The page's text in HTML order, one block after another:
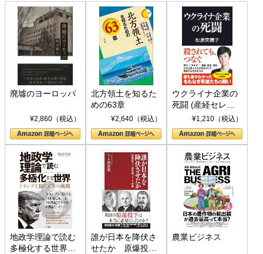
廃墟のヨーロッパ
¥2,860（税込）
北方領土を知るた
めの63章
¥2,640（税込）
ウクライナ企業の
死闘 (産経セレク
ト S 039)¥1,210（税込）
地政学理論で読む
多極化する世界：
誰が日本を降伏さ
せたか 原爆投
農業ビジネス